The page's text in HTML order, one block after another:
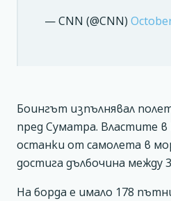
— CNN (@CNN)
Боингът изпълнявал
пред Суматра. Властите
останки от самолета в
достига дълбочина между
На борда е имало 178